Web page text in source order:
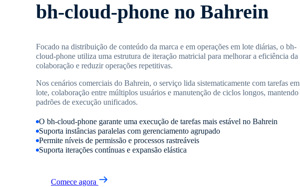
bh-cloud-phone no Bahrein
Focado na distribuição de conteúdo da marca e em operações em lote diárias, o bh-
cloud-phone utiliza uma estrutura de iteração matricial para melhorar a eficiência da
colaboração e reduzir operações repetitivas.
Nos cenários comerciais do Bahrein, o serviço lida sistematicamente com tarefas em
lote, colaboração entre múltiplos usuários e manutenção de ciclos longos, mantendo
padrões de execução unificados.
O bh-cloud-phone garante uma execução de tarefas mais estável no Bahrein
Suporta instâncias paralelas com gerenciamento agrupado
Permite níveis de permissão e processos rastreáveis
Suporta iterações contínuas e expansão elástica
Comece agora